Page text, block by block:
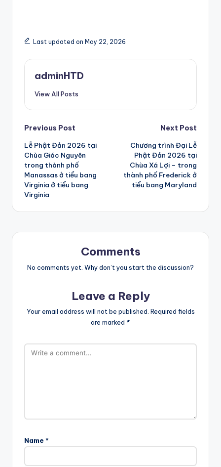
Last updated on May 22, 2026
adminHTD
View All Posts
Post
navigation
Previous Post
Lễ Phật Đản 2026 tại
Chùa Giác Nguyên
trong thành phố
Manassas ở tiểu bang
Virginia ở tiểu bang
Virginia
Next Post
Chương trình Đại Lễ
Phật Đản 2026 tại
Chùa Xá Lợi – trong
thành phố Frederick ở
tiểu bang Maryland
Comments
No comments yet. Why don’t you start the discussion?
Leave a Reply
Your email address will not be published. Required fields
are marked *
Name *